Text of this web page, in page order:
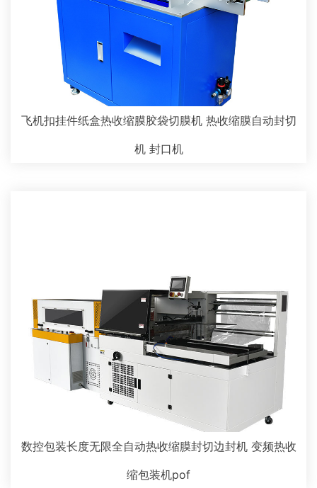
飞机扣挂件纸盒热收缩膜胶袋切膜机 热收缩膜自动封切
机 封口机
数控包装长度无限全自动热收缩膜封切边封机 变频热收
缩包装机pof